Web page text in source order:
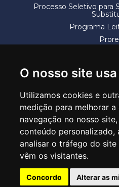
O nosso site
Utilizamos cookies e
medição para melhorar
navegação no nosso
conteúdo personalizado,
analisar o tráfego do
vêm os visitantes.
Concordo Alterar as
Processo Seletivo para
Programa
SECRETARIA
Rua Claudino Barbosa, 313 -
Central de